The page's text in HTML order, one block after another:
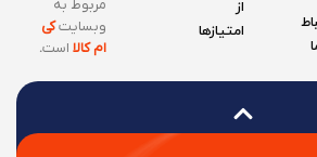
امتیازها
مربوط به
وبسایتکی
ام کالااست.